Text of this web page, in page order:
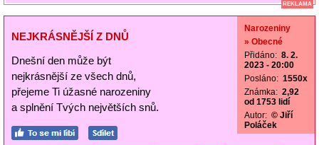
REKLAMA
NEJKRÁSNĚJŠÍ Z DNŮ
Dnešní den může být
nejkrásnější ze všech dnů,
přejeme Ti úžasné narozeniny
a splnění Tvých největších snů.
Narozeniny
» Obecné
Přidáno: 8. 2.
2023 - 20:00
Posláno: 1550x
Známka: 2,92
od 1753 lidí
Autor: © Jiří
Poláček